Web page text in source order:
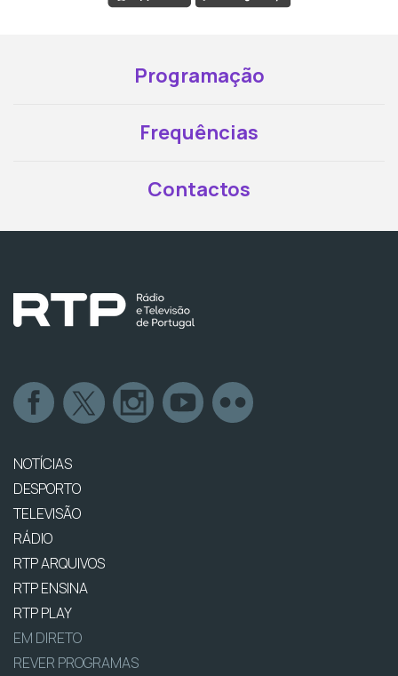
Programação
Frequências
Contactos
NOTÍCIAS
DESPORTO
TELEVISÃO
RÁDIO
RTP ARQUIVOS
RTP ENSINA
RTP PLAY
EM DIRETO
REVER PROGRAMAS